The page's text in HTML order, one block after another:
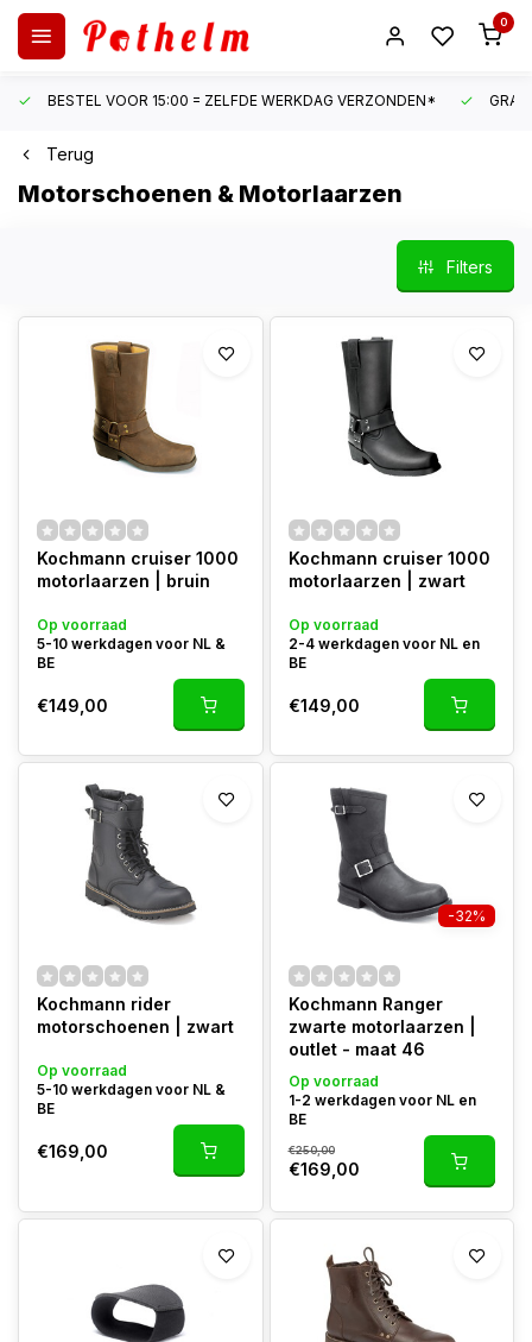
0
BESTEL VOOR 15:00 = ZELFDE WERKDAG VERZONDEN*
Terug
Motorschoenen & Motorlaarzen
Filters
Kochmann cruiser 1000
motorlaarzen | bruin
Op voorraad
5-10 werkdagen voor NL &
BE
€149,00
Kochmann cruiser 1000
motorlaarzen | zwart
Op voorraad
2-4 werkdagen voor NL en
BE
€149,00
Kochmann rider
motorschoenen | zwart
Op voorraad
5-10 werkdagen voor NL &
BE
€169,00
-32%
Kochmann Ranger
zwarte motorlaarzen |
outlet - maat 46
Op voorraad
1-2 werkdagen voor NL en
BE
€250,00
€169,00